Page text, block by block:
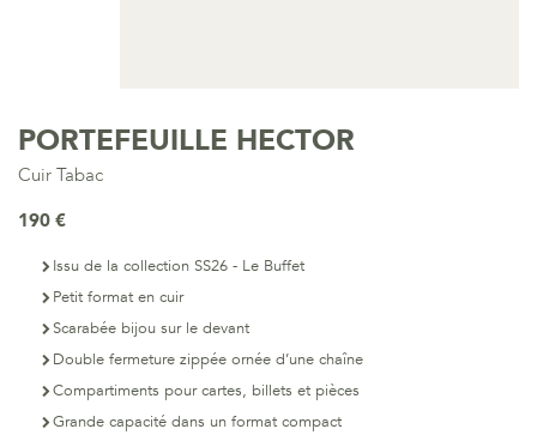
PORTEFEUILLE HECTOR
Cuir Tabac
190 €
Issu de la collection SS26 - Le Buffet
Petit format en cuir
Scarabée bijou sur le devant
Double fermeture zippée ornée d’une chaîne
Compartiments pour cartes, billets et pièces
Grande capacité dans un format compact